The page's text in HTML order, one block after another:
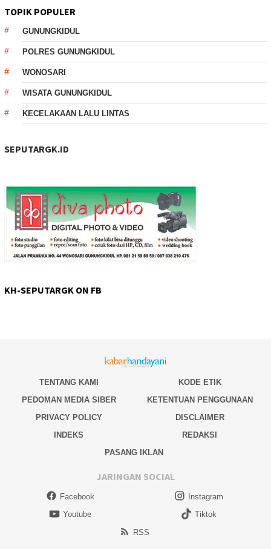
TOPIK POPULER
GUNUNGKIDUL
POLRES GUNUNGKIDUL
WONOSARI
WISATA GUNUNGKIDUL
KECELAKAAN LALU LINTAS
SEPUTARGK.ID
KH-SEPUTARGK ON FB
TENTANG KAMI
KODE ETIK
PEDOMAN MEDIA SIBER
KETENTUAN PENGGUNAAN
PRIVACY POLICY
DISCLAIMER
INDEKS
REDAKSI
PASANG IKLAN
JARINGAN SOCIAL
Facebook
Instagram
Youtube
Tiktok
RSS